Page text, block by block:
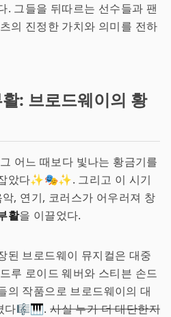
. 그들을 뒤따르는 선수들과 팬
의 진정한 가치와 의미를 전하
: 브로드웨이의 황
어느 때보다 빛나는 황금기를
았다✨🎭✨. 그리고 이 시기
, 연기, 코러스가 어우러져 창
활을 이끌었다.
된 브로드웨이 뮤지컬은 대중
루 로이드 웨버와 스티븐 손드
의 작품으로 브로드웨이의 대
다🎼🎹.사실 누가 더 대단한지